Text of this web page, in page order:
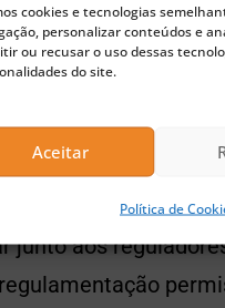
cookies e tecnologias
personalizar conteúdos e
ou recusar o uso dessas
do site.
Aceitar
Política de
um projeto de
Confira nossas
importantes
junto aos